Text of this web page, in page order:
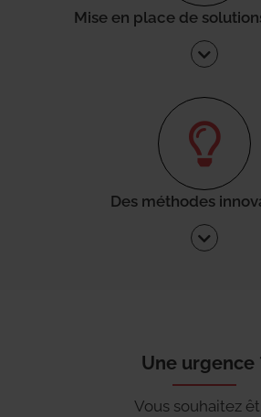
Mise en place de
Des méthodes
Une urgence
Vous souhaitez